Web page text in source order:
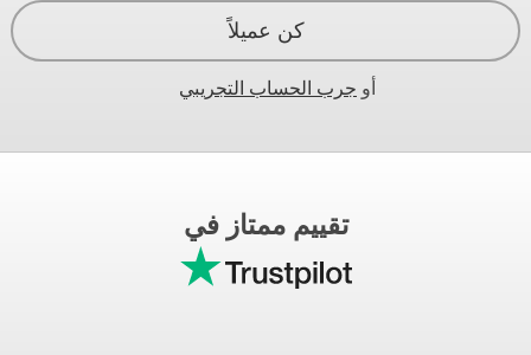
كن عميلاً
أو جرب الحساب التجريبي
تقييم ممتاز في